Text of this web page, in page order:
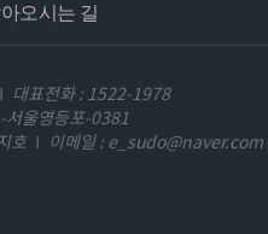
오시는 길
대표전화 : 1522-1978
서울영등포-0381
호
이메일 : e_sudo@naver.com